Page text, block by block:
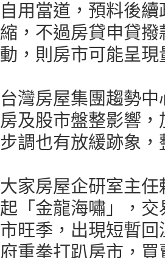
自用當道，預料後
縮，不過房貸申貸
動，則房市可能呈
台灣房屋集團趨勢
房及股市盤整影響
步調也有放緩跡象
大家房屋企研室主
起「金龍海嘯」，
市旺季，出現短暫
府重拳打趴房市，